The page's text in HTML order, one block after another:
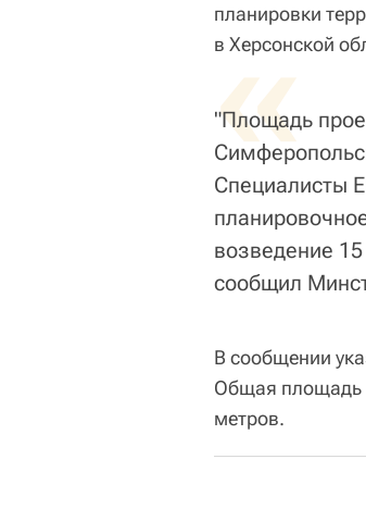
планировки
в Херсонской
«
"Площадь
Специалисты
возведение
сообщил
В сообщении
Общая площадь
метров.